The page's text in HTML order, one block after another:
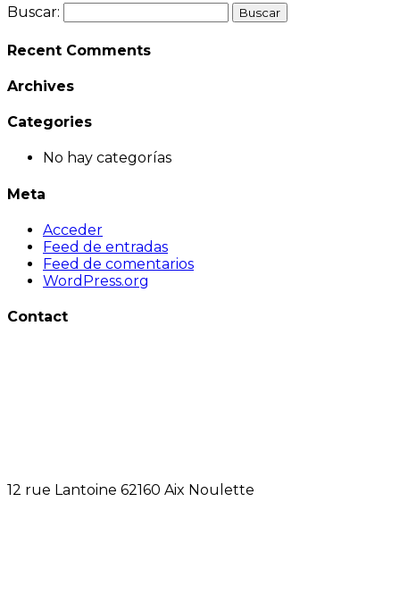
Buscar:
Recent Comments
Archives
Categories
No hay categorías
Meta
Acceder
Feed de entradas
Feed de comentarios
WordPress.org
Contact
12 rue Lantoine 62160 Aix Noulette